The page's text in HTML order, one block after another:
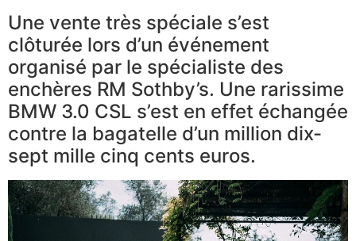
Une vente très spéciale s’est
clôturée lors d’un événement
organisé par le spécialiste des
enchères RM Sothby’s. Une rarissime
BMW 3.0 CSL s’est en effet échangée
contre la bagatelle d’un million dix-
sept mille cinq cents euros.